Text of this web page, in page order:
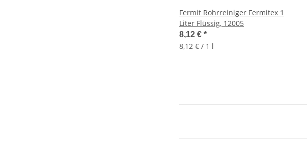
Fermit Rohrreiniger Fermitex 1
Liter Flüssig, 12005
8,12 € *
8,12 € / 1 l